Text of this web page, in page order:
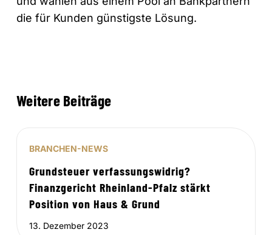
die für Kunden günstigste Lösung.
Weitere Beiträge
BRANCHEN-NEWS
Grundsteuer verfassungswidrig?
Finanzgericht Rheinland-Pfalz stärkt
Position von Haus & Grund
13. Dezember 2023